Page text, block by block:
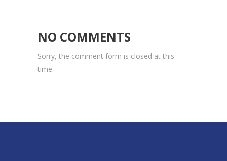
NO COMMENTS
Sorry, the comment form is closed at this
time.